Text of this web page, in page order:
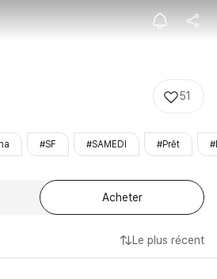
Gray
51
#SF #SAMEDI #Prêt
Acheter
Le plus récent